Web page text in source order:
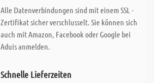
Alle Datenverbindungen sind mit einem SSL -
Zertifikat sicher verschlusselt. Sie können sich
auch mit Amazon, Facebook oder Google bei
Aduis anmelden.
Schnelle Lieferzeiten